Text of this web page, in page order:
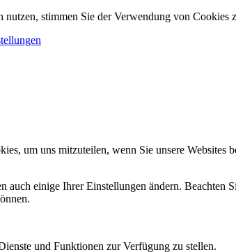
stimmen Sie der Verwendung von Cookies
um uns mitzuteilen, wenn Sie unsere Websites
einige Ihrer Einstellungen ändern.
und Funktionen zur Verfügung zu stellen.